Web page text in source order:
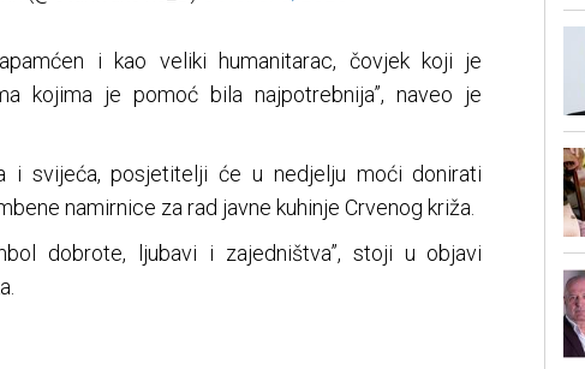
i kao veliki humanitarac, čovjek koji je
kojima je pomoć bila najpotrebnija”, naveo je
i svijeća, posjetitelji će u nedjelju moći donirati
namirnice za rad javne kuhinje Crvenog križa.
dobrote, ljubavi i zajedništva”, stoji u objavi